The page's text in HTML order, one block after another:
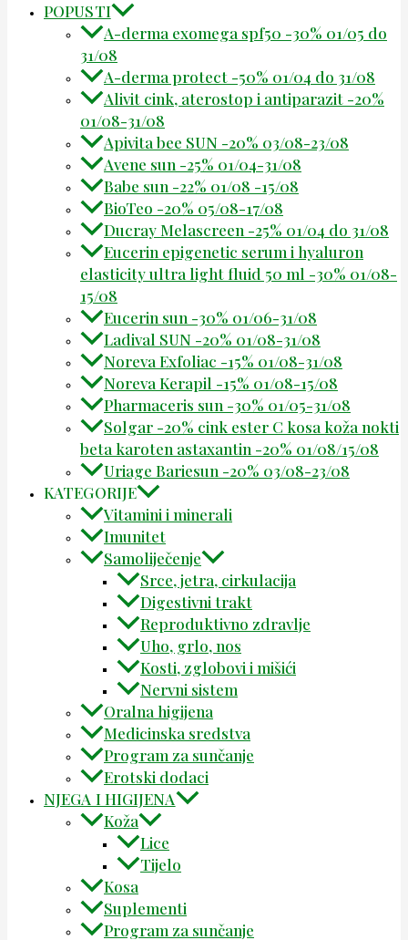
POPUSTI
A-derma exomega spf50 -30% 01/05 do
31/08
A-derma protect -50% 01/04 do 31/08
Alivit cink, aterostop i antiparazit -20%
01/08-31/08
Apivita bee SUN -20% 03/08-23/08
Avene sun -25% 01/04-31/08
Babe sun -22% 01/08 -15/08
BioTeo -20% 05/08-17/08
Ducray Melascreen -25% 01/04 do 31/08
Eucerin epigenetic serum i hyaluron
elasticity ultra light fluid 50 ml -30% 01/08-
15/08
Eucerin sun -30% 01/06-31/08
Ladival SUN -20% 01/08-31/08
Noreva Exfoliac -15% 01/08-31/08
Noreva Kerapil -15% 01/08-15/08
Pharmaceris sun -30% 01/05-31/08
Solgar -20% cink ester C kosa koža nokti
beta karoten astaxantin -20% 01/08/15/08
Uriage Bariesun -20% 03/08-23/08
KATEGORIJE
Vitamini i minerali
Imunitet
Samoliječenje
Srce, jetra, cirkulacija
Digestivni trakt
Reproduktivno zdravlje
Uho, grlo, nos
Kosti, zglobovi i mišići
Nervni sistem
Oralna higijena
Medicinska sredstva
Program za sunčanje
Erotski dodaci
NJEGA I HIGIJENA
Koža
Lice
Tijelo
Kosa
Suplementi
Program za sunčanje